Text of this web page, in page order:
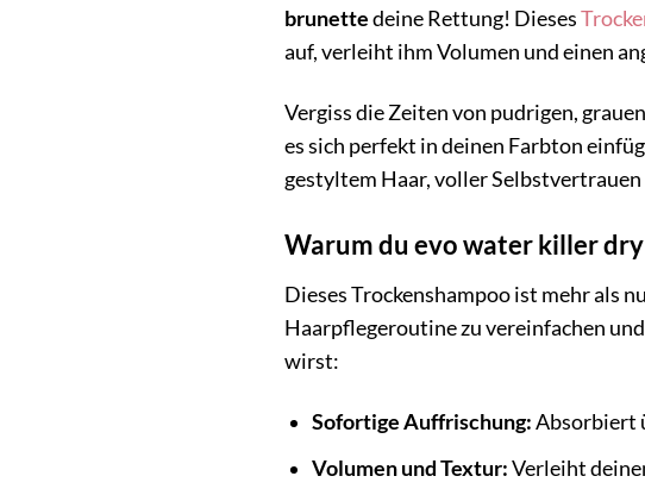
brunettedeine Rettung! Dieses
auf, verleiht ihm Volumen und einen
Vergiss die Zeiten von pudrigen,
es sich perfekt in deinen Farbton
gestyltem Haar, voller Selbstvertrauen
Warum du evo water killer
Dieses Trockenshampoo ist mehr als
Haarpflegeroutine zu vereinfachen
wirst:
Sofortige Auffrischung:Absorbiert
Volumen und Textur:Verleiht